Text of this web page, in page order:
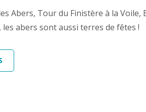
Abers, Tour du Finistère à la Voile,
abers sont aussi terres de fêtes !